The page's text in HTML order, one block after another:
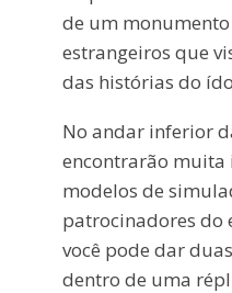
de um
estrangeiros que
das histórias do
No andar inferior
encontrarão muita
modelos de
patrocinadores do
você pode dar
dentro de uma